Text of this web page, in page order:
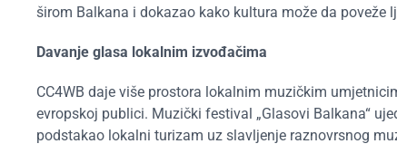
širom Balkana i dokazao kako kultura može da poveže
Davanje glasa lokalnim izvođačima
CC4WB daje više prostora lokalnim muzičkim
evropskoj publici. Muzički festival „Glasovi Balkana“
podstakao lokalni turizam uz slavljenje raznovrsnog